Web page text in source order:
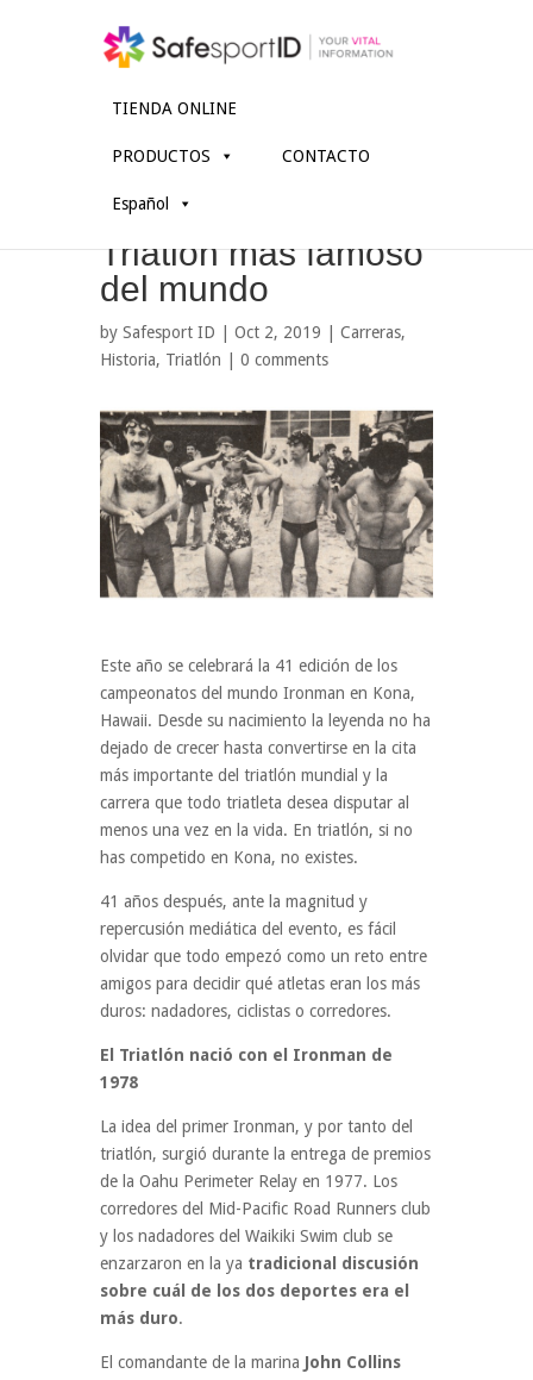
TIENDA ONLINE
PRODUCTOS CONTACTO
Español
nacimiento del
Triatlón más famoso
del mundo
by Safesport ID | Oct 2, 2019 | Carreras,
Historia, Triatlón 0 comments
Este año se celebrará la 41 edición de los
campeonatos del mundo Ironman en Kona,
Hawaii. Desde su nacimiento la leyenda no ha
dejado de crecer hasta convertirse en la cita
más importante del triatlón mundial y la
carrera que todo triatleta desea disputar al
menos una vez en la vida. En triatlón, si no
has competido en Kona, no existes.
41 años después, ante la magnitud y
repercusión mediática del evento, es fácil
olvidar que todo empezó como un reto entre
amigos para decidir qué atletas eran los más
duros: nadadores, ciclistas o corredores.
El Triatlón nació con el Ironman de
1978
La idea del primer Ironman, y por tanto del
triatlón, surgió durante la entrega de premios
de la Oahu Perimeter Relay en 1977. Los
corredores del Mid-Pacific Road Runners club
y los nadadores del Waikiki Swim club se
enzarzaron en la ya tradicional discusión
sobre cuál de los dos deportes era el
más duro.
El comandante de la marina John Collins